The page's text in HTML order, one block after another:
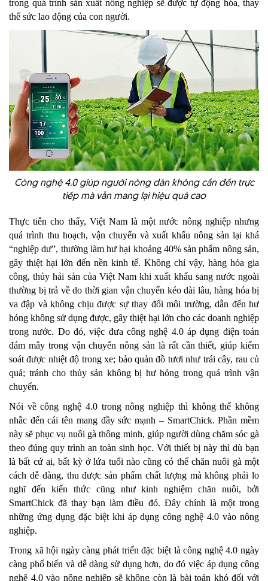
trong quá trình sản xuất nông nghiệp sẽ được tự động hóa, thay
thế sức lao động của con người.
Công nghệ 4.0 giúp người nông dân không cần đến trực
tiếp mà vẫn mang lại hiệu quả cao
Thực tiễn cho thấy, Việt Nam là một nước nông nghiệp nhưng
quá trình thu hoạch, vận chuyển và xuất khẩu nông sản lại khá
“nghiệp dư”, thường làm hư hại khoảng 40% sản phẩm nông sản,
gây thiệt hại lớn đến nền kinh tế. Không chỉ vậy, hàng hóa gia
công, thủy hải sản của Việt Nam khi xuất khẩu sang nước ngoài
thường bị trả về do thời gian vận chuyển kéo dài lâu, hàng hóa bị
va đập và không chịu được sự thay đổi môi trường, dẫn đến hư
hỏng không sử dụng được, gây thiệt hại lớn cho các doanh nghiệp
trong nước. Do đó, việc đưa công nghệ 4.0 áp dụng điện toán
đám mây trong vận chuyển nông sản là rất cần thiết, giúp kiểm
soát được nhiệt độ trong xe; bảo quản đồ tươi như trái cây, rau củ
quả; tránh cho thủy sản không bị hư hỏng trong quá trình vận
chuyển.
Nói về công nghệ 4.0 trong nông nghiệp thì không thể không
nhắc đến cái tên mang đầy sức mạnh – SmartChick. Phần mềm
này sẽ phục vụ nuôi gà thông minh, giúp người dùng chăm sóc gà
theo đúng quy trình an toàn sinh học. Với thiết bị này thì dù bạn
là bất cứ ai, bất kỳ ở lứa tuổi nào cũng có thể chăn nuôi gà một
cách dễ dàng, thu được sản phẩm chất lượng mà không phải lo
nghĩ đến kiến thức cũng như kinh nghiệm chăn nuôi, bởi
SmartChick đã thay bạn làm điều đó. Đây chính là một trong
những ứng dụng đặc biệt khi áp dụng công nghệ 4.0 vào nông
nghiệp.
Trong xã hội ngày càng phát triển đặc biệt là công nghệ 4.0 ngày
càng phổ biến và dễ dàng sử dụng hơn, do đó việc áp dụng công
nghệ 4.0 vào nông nghiệp sẽ không còn là bài toán khó đối với